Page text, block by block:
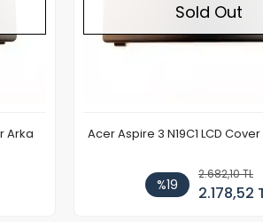
Arka
Sold Out
Acer Aspire 3 N19C1 LCD
%19
2.682,10 TL
2.178,52